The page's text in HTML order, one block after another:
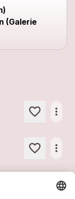
(Galerie
more_horiz
more_horiz
more_horiz